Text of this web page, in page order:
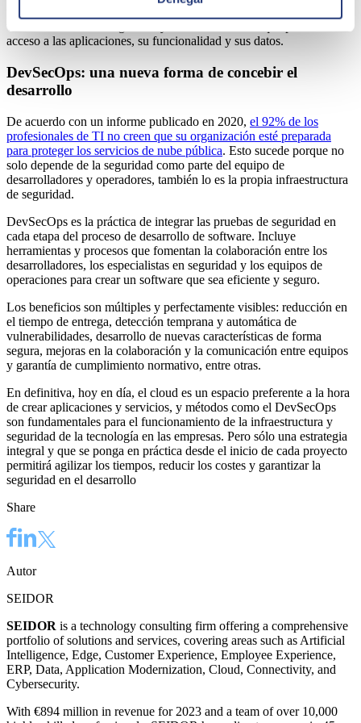
vulnerabilidades de seguridad y todos los sistemas que podrían tener
acceso a las aplicaciones, su funcionalidad y sus datos.
DevSecOps: una nueva forma de concebir el
desarrollo
De acuerdo con un informe publicado en 2020, el 92% de los
profesionales de TI no creen que su organización esté preparada
para proteger los servicios de nube pública. Esto sucede porque no
solo depende de la seguridad como parte del equipo de
desarrolladores y operadores, también lo es la propia infraestructura
de seguridad.
DevSecOps es la práctica de integrar las pruebas de seguridad en
cada etapa del proceso de desarrollo de software. Incluye
herramientas y procesos que fomentan la colaboración entre los
desarrolladores, los especialistas en seguridad y los equipos de
operaciones para crear un software que sea eficiente y seguro.
Los beneficios son múltiples y perfectamente visibles: reducción en
el tiempo de entrega, detección temprana y automática de
vulnerabilidades, desarrollo de nuevas características de forma
segura, mejoras en la colaboración y la comunicación entre equipos
y garantía de cumplimiento normativo, entre otras.
En definitiva, hoy en día, el cloud es un espacio preferente a la hora
de crear aplicaciones y servicios, y métodos como el DevSecOps
son fundamentales para el funcionamiento de la infraestructura y
seguridad de la tecnología en las empresas. Pero sólo una estrategia
integral y que se ponga en práctica desde el inicio de cada proyecto
permitirá agilizar los tiempos, reducir los costes y garantizar la
seguridad en el desarrollo
Share
Autor
SEIDOR
SEIDOR is a technology consulting firm offering a comprehensive
portfolio of solutions and services, covering areas such as Artificial
Intelligence, Edge, Customer Experience, Employee Experience,
ERP, Data, Application Modernization, Cloud, Connectivity, and
Cybersecurity.
With €894 million in revenue for 2023 and a team of over 10,000